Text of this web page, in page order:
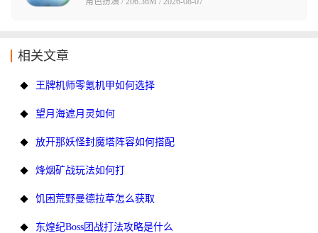
相关文章
王牌机师零氪机甲如何选择
望月海遮月灵如何
放开那妖怪封魔塔阵容如何搭配
烽烟矿战玩法如何打
饥困荒野曼德拉草怎么获取
东煌纪Boss团战打法攻略是什么